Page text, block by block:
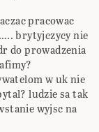
pracowac
brytyjczycy nie
do prowadzenia
w uk nie
ludzie sa tak
wyjsc na